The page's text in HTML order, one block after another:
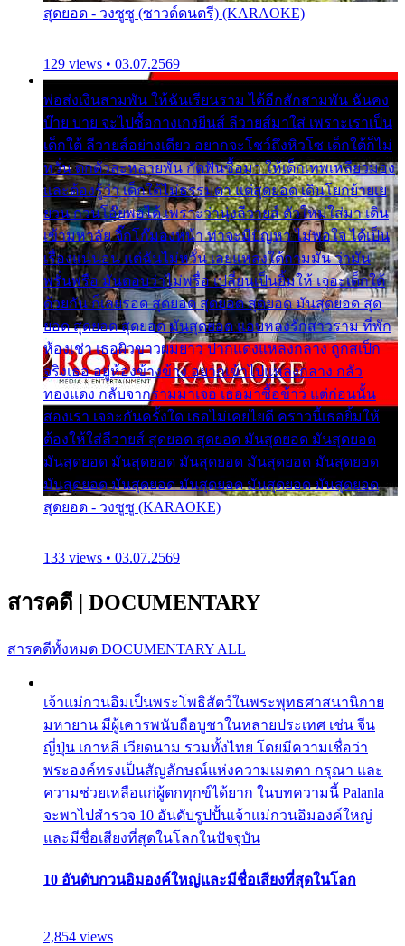
สุดยอด - วงซูซู (ซาวด์ดนตรี) (KARAOKE)
129 views • 03.07.2569
พ่อส่งเงินสามพัน ให้ฉันเรียนราม ได้อีกสักสามพัน ฉันคง
บ๊าย บาย จะไปซื้อกางเกงยีนส์ ลีวายส์มาใส่ เพราะเราเป็น
เด็กใต้ ลีวายส์อย่างเดียว อยากจะโชว์ถึงหิวโซ เด็กใต้ก็ไม่
หวั่น ตกตัวละหลายพัน กัดฟันซื้อมา ให้เด็กเทพเหลียวมอง
และต้องรู้ว่า เด็กใต้ไม่ธรรมดา แต่สุดยอด เดินโยกย้ายเย
ยวน กวนโอ๊ยพอได้ เพราะว่านุ่งลีวายส์ ตัวใหม่ใส่มา เดิน
เข้ามหาลัย จิ๊กโก๊มองหน้า ท่าจะมีปัญหา ไม่พอใจ ได้เป็น
เรื่องแน่นอน แต่ฉันไม่หวั่น เลยแหลงใต้ถามมัน ว่ามัน
พรั่นพรือ มันตอบว่าไม่พรื่อ เปลี่ยนเป็นยิ้มให้ เจอะเด็กใต้
ด้วยกัน ก็เลยรอด สุดยอด สุดยอด สุดยอด มันสุดยอด สุด
ยอด สุดยอด สุดยอด มันสุดยอด แอบหลงรักสาวราม ที่พัก
ห้องเช่า เธอผิวขาวผมยาว ปากแดงแหลงกลาง ถูกสเป็ก
จริงเธอ อยู่ห้องข้างข้าง อยากเข้าไปแหลงกลาง กลัว
ทองแดง กลับจากรามมาเจอ เธอมาซื้อข้าว แต่ก่อนนั้น
สองเรา เจอะกันครั้งใด เธอไม่เคยไยดี คราวนี้เธอยิ้มให้
ต้องให้ใส่ลีวายส์ สุดยอด สุดยอด มันสุดยอด มันสุดยอด
มันสุดยอด มันสุดยอด มันสุดยอด มันสุดยอด มันสุดยอด
มันสุดยอด มันสุดยอด มันสุดยอด มันสุดยอด มันสุดยอด
สุดยอด - วงซูซู (KARAOKE)
133 views • 03.07.2569
สารคดี | DOCUMENTARY
สารคดีทั้งหมด DOCUMENTARY ALL
เจ้าแม่กวนอิมเป็นพระโพธิสัตว์ในพระพุทธศาสนานิกาย
มหายาน มีผู้เคารพนับถือบูชาในหลายประเทศ เช่น จีน
ญี่ปุ่น เกาหลี เวียดนาม รวมทั้งไทย โดยมีความเชื่อว่า
พระองค์ทรงเป็นสัญลักษณ์แห่งความเมตตา กรุณา และ
ความช่วยเหลือแก่ผู้ตกทุกข์ได้ยาก ในบทความนี้ Palanla
จะพาไปสำรวจ 10 อันดับรูปปั้นเจ้าแม่กวนอิมองค์ใหญ่
และมีชื่อเสียงที่สุดในโลกในปัจจุบัน
10 อันดับกวนอิมองค์ใหญ่และมีชื่อเสียงที่สุดในโลก
2,854 views